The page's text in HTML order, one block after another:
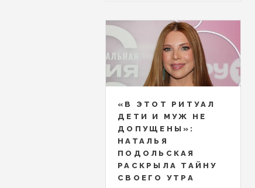
«В ЭТОТ РИТУАЛ
ДЕТИ И МУЖ НЕ
ДОПУЩЕНЫ»:
НАТАЛЬЯ
ПОДОЛЬСКАЯ
РАСКРЫЛА ТАЙНУ
СВОЕГО УТРА